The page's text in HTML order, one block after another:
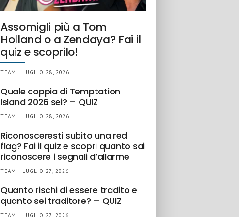
Assomigli più a Tom
Holland o a Zendaya? Fai il
quiz e scoprilo!
TEAM | LUGLIO 28, 2026
Quale coppia di Temptation
Island 2026 sei? – QUIZ
TEAM | LUGLIO 28, 2026
Riconosceresti subito una red
flag? Fai il quiz e scopri quanto sai
riconoscere i segnali d’allarme
TEAM | LUGLIO 27, 2026
Quanto rischi di essere tradito e
quanto sei traditore? – QUIZ
TEAM | LUGLIO 27, 2026